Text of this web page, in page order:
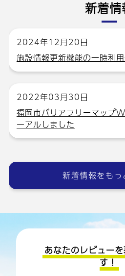
新着情
2024年12月20日
施設情報更新機能の一時利
2022年03月30日
福岡市バリアフリーマップ
ーアルしました
新着情報をもっ
あなたのレビュー
す！